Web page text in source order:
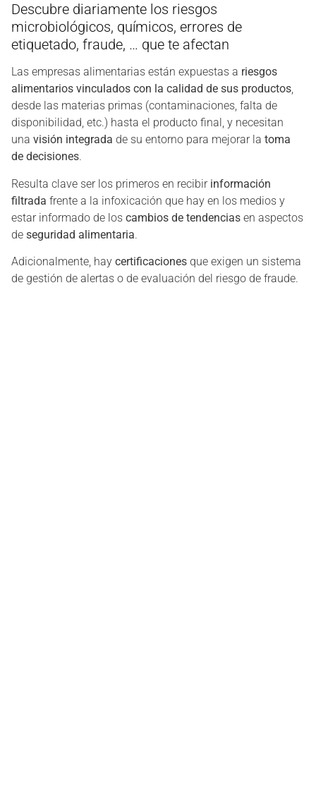
Descubre diariamente los riesgos
microbiológicos, químicos, errores de
etiquetado, fraude, … que te afectan
Las empresas alimentarias están expuestas a riesgos
alimentarios vinculados con la calidad de sus productos,
desde las materias primas (contaminaciones, falta de
disponibilidad, etc.) hasta el producto final, y necesitan
una visión integrada de su entorno para mejorar la toma
de decisiones.
Resulta clave ser los primeros en recibir información
filtrada frente a la infoxicación que hay en los medios y
estar informado de los cambios de tendencias en aspectos
de seguridad alimentaria.
Adicionalmente, hay certificaciones que exigen un sistema
de gestión de alertas o de evaluación del riesgo de fraude.